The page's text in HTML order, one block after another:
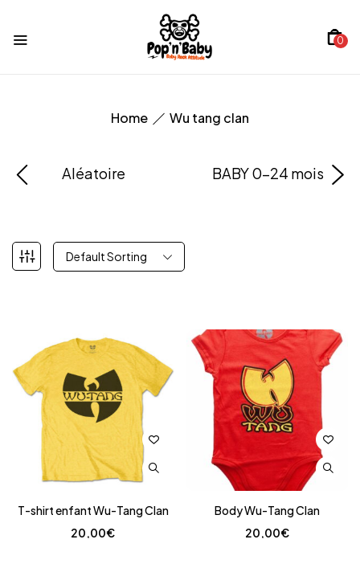
0
Home Wu tang clan
Aléatoire BABY 0-24 mois
Default Sorting
T-shirt enfant Wu-Tang Clan
20,00€
Body Wu-Tang Clan
20,00€